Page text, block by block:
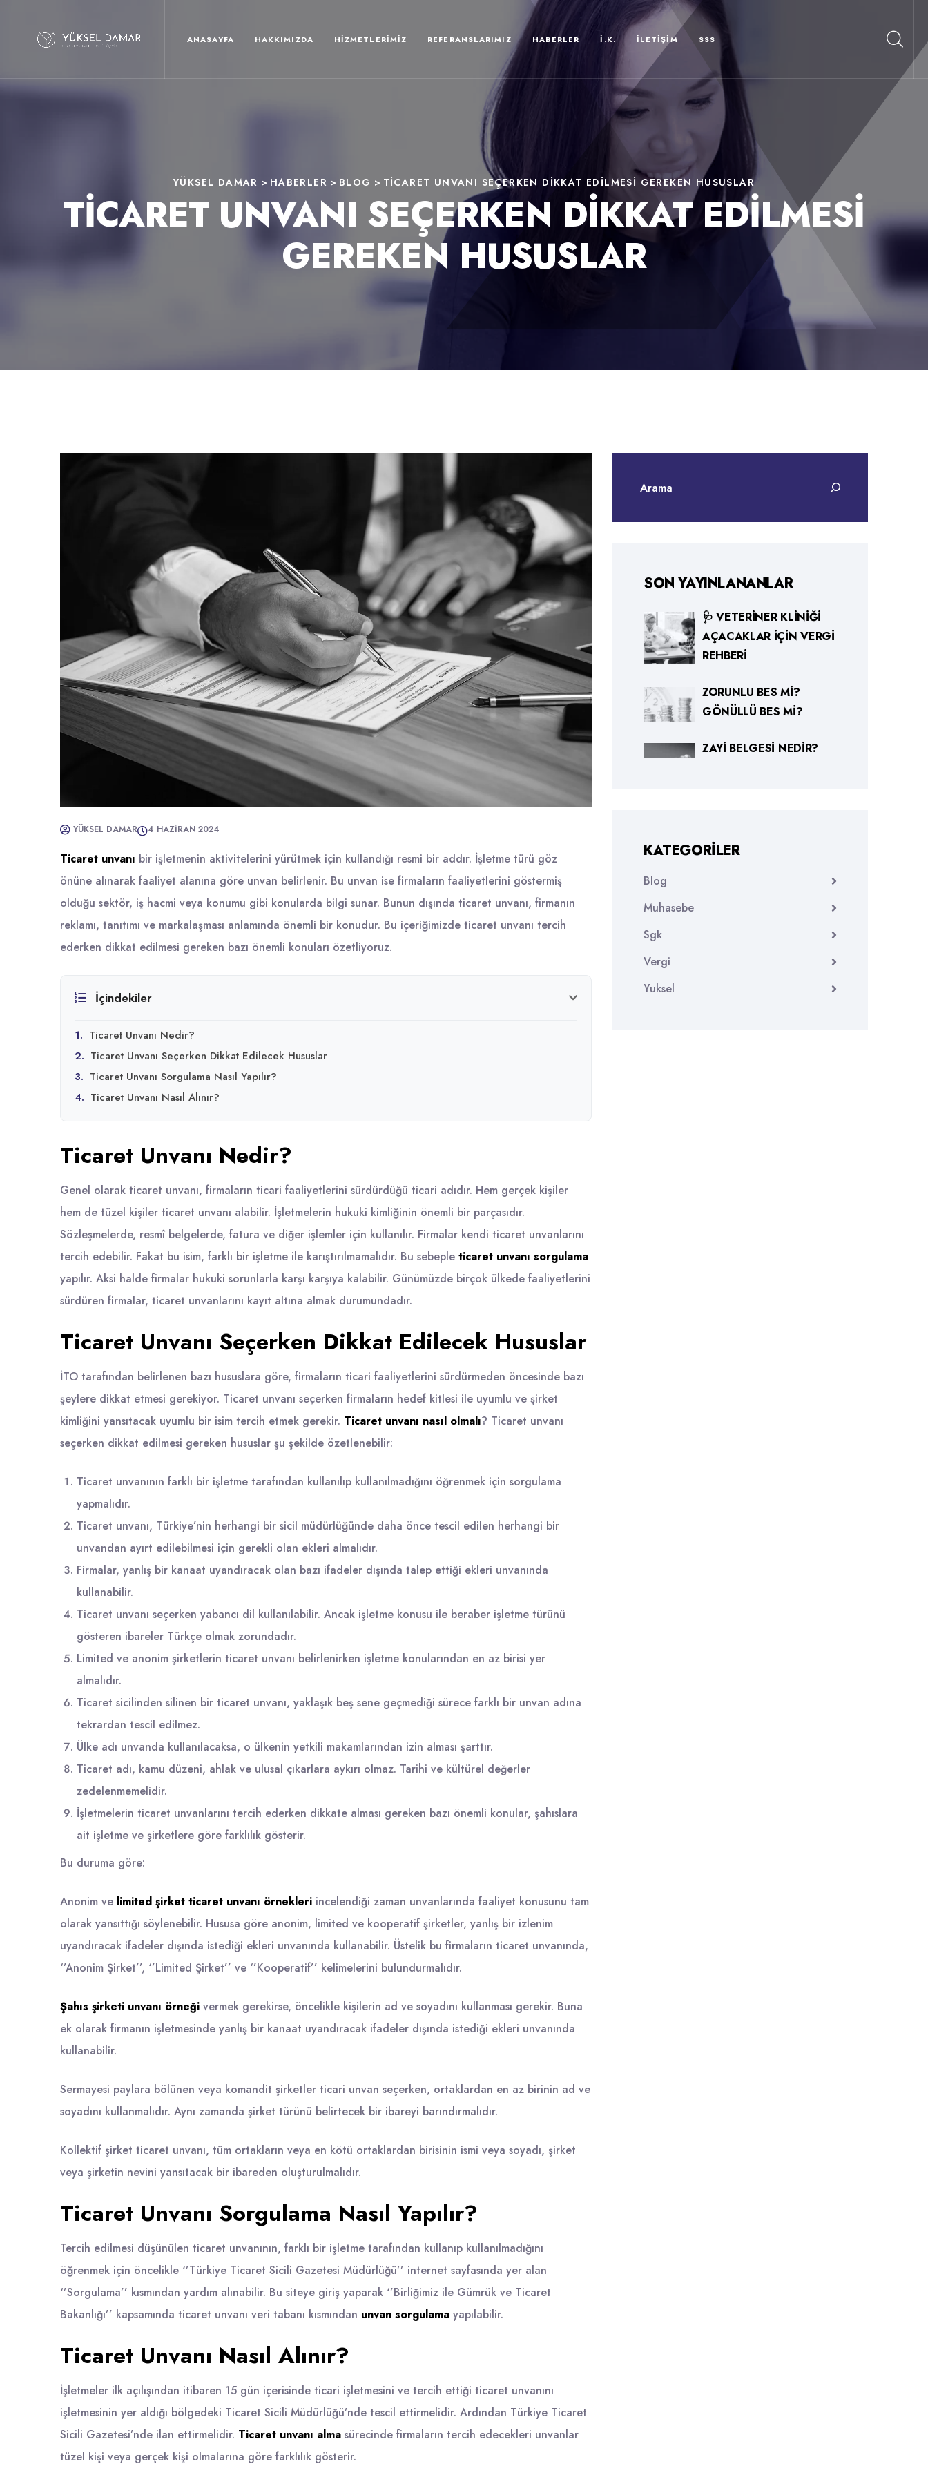
ANASAYFA HAKKIMIZDA HIZMETLERIMIZ REFERANSLARIMIZ HABERLER İ.K. İLETIŞIM SSS
YÜKSEL DAMAR > HABERLER > BLOG > TICARET UNVANI SEÇERKEN DIKKAT EDILMESI GEREKEN HUSUSLAR
TICARET UNVANI SEÇERKEN DIKKAT EDILMESI
GEREKEN HUSUSLAR
YÜKSEL DAMAR 4 HAZIRAN 2024
Ticaret unvanı bir işletmenin aktivitelerini yürütmek için kullandığı resmi bir addır. İşletme türü göz
önüne alınarak faaliyet alanına göre unvan belirlenir. Bu unvan ise firmaların faaliyetlerini göstermiş
olduğu sektör, iş hacmi veya konumu gibi konularda bilgi sunar. Bunun dışında ticaret unvanı, firmanın
reklamı, tanıtımı ve markalaşması anlamında önemli bir konudur. Bu içeriğimizde ticaret unvanı tercih
ederken dikkat edilmesi gereken bazı önemli konuları özetliyoruz.
İçindekiler
1. Ticaret Unvanı Nedir?
2. Ticaret Unvanı Seçerken Dikkat Edilecek Hususlar
3. Ticaret Unvanı Sorgulama Nasıl Yapılır?
4. Ticaret Unvanı Nasıl Alınır?
Ticaret Unvanı Nedir?
Genel olarak ticaret unvanı, firmaların ticari faaliyetlerini sürdürdüğü ticari adıdır. Hem gerçek kişiler
hem de tüzel kişiler ticaret unvanı alabilir. İşletmelerin hukuki kimliğinin önemli bir parçasıdır.
Sözleşmelerde, resmî belgelerde, fatura ve diğer işlemler için kullanılır. Firmalar kendi ticaret unvanlarını
tercih edebilir. Fakat bu isim, farklı bir işletme ile karıştırılmamalıdır. Bu sebeple ticaret unvanı sorgulama
yapılır. Aksi halde firmalar hukuki sorunlarla karşı karşıya kalabilir. Günümüzde birçok ülkede faaliyetlerini
sürdüren firmalar, ticaret unvanlarını kayıt altına almak durumundadır.
Ticaret Unvanı Seçerken Dikkat Edilecek Hususlar
İTO tarafından belirlenen bazı hususlara göre, firmaların ticari faaliyetlerini sürdürmeden öncesinde bazı
şeylere dikkat etmesi gerekiyor. Ticaret unvanı seçerken firmaların hedef kitlesi ile uyumlu ve şirket
kimliğini yansıtacak uyumlu bir isim tercih etmek gerekir. Ticaret unvanı nasıl olmalı? Ticaret unvanı
seçerken dikkat edilmesi gereken hususlar şu şekilde özetlenebilir:
Ticaret unvanının farklı bir işletme tarafından kullanılıp kullanılmadığını öğrenmek için sorgulama
yapmalıdır.
Ticaret unvanı, Türkiye’nin herhangi bir sicil müdürlüğünde daha önce tescil edilen herhangi bir
unvandan ayırt edilebilmesi için gerekli olan ekleri almalıdır.
Firmalar, yanlış bir kanaat uyandıracak olan bazı ifadeler dışında talep ettiği ekleri unvanında
kullanabilir.
Ticaret unvanı seçerken yabancı dil kullanılabilir. Ancak işletme konusu ile beraber işletme türünü
gösteren ibareler Türkçe olmak zorundadır.
Limited ve anonim şirketlerin ticaret unvanı belirlenirken işletme konularından en az birisi yer
almalıdır.
Ticaret sicilinden silinen bir ticaret unvanı, yaklaşık beş sene geçmediği sürece farklı bir unvan adına
tekrardan tescil edilmez.
Ülke adı unvanda kullanılacaksa, o ülkenin yetkili makamlarından izin alması şarttır.
Ticaret adı, kamu düzeni, ahlak ve ulusal çıkarlara aykırı olmaz. Tarihi ve kültürel değerler
zedelenmemelidir.
İşletmelerin ticaret unvanlarını tercih ederken dikkate alması gereken bazı önemli konular, şahıslara
ait işletme ve şirketlere göre farklılık gösterir.
Bu duruma göre:
Anonim ve limited şirket ticaret unvanı örnekleri incelendiği zaman unvanlarında faaliyet konusunu tam
olarak yansıttığı söylenebilir. Hususa göre anonim, limited ve kooperatif şirketler, yanlış bir izlenim
uyandıracak ifadeler dışında istediği ekleri unvanında kullanabilir. Üstelik bu firmaların ticaret unvanında,
‘’Anonim Şirket’’, ‘’Limited Şirket’’ ve ‘’Kooperatif’’ kelimelerini bulundurmalıdır.
Şahıs şirketi unvanı örneği vermek gerekirse, öncelikle kişilerin ad ve soyadını kullanması gerekir. Buna
ek olarak firmanın işletmesinde yanlış bir kanaat uyandıracak ifadeler dışında istediği ekleri unvanında
kullanabilir.
Sermayesi paylara bölünen veya komandit şirketler ticari unvan seçerken, ortaklardan en az birinin ad ve
soyadını kullanmalıdır. Aynı zamanda şirket türünü belirtecek bir ibareyi barındırmalıdır.
Kollektif şirket ticaret unvanı, tüm ortakların veya en kötü ortaklardan birisinin ismi veya soyadı, şirket
veya şirketin nevini yansıtacak bir ibareden oluşturulmalıdır.
Ticaret Unvanı Sorgulama Nasıl Yapılır?
Tercih edilmesi düşünülen ticaret unvanının, farklı bir işletme tarafından kullanıp kullanılmadığını
öğrenmek için öncelikle ‘’Türkiye Ticaret Sicili Gazetesi Müdürlüğü’’ internet sayfasında yer alan
‘’Sorgulama’’ kısmından yardım alınabilir. Bu siteye giriş yaparak ‘’Birliğimiz ile Gümrük ve Ticaret
Bakanlığı’’ kapsamında ticaret unvanı veri tabanı kısmından unvan sorgulama yapılabilir.
Ticaret Unvanı Nasıl Alınır?
İşletmeler ilk açılışından itibaren 15 gün içerisinde ticari işletmesini ve tercih ettiği ticaret unvanını
işletmesinin yer aldığı bölgedeki Ticaret Sicili Müdürlüğü’nde tescil ettirmelidir. Ardından Türkiye Ticaret
Sicili Gazetesi’nde ilan ettirmelidir. Ticaret unvanı alma sürecinde firmaların tercih edecekleri unvanlar
tüzel kişi veya gerçek kişi olmalarına göre farklılık gösterir.
SON YAYINLANANLAR
🩺 VETERINER KLINIĞI
AÇACAKLAR İÇIN VERGI
REHBERI
ZORUNLU BES MI?
GÖNÜLLÜ BES MI?
ZAYI BELGESI NEDIR?
KATEGORILER
Blog
Muhasebe
Sgk
Vergi
Yuksel